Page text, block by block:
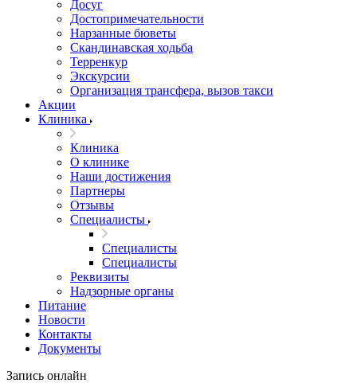
Досуг
Достопримечательности
Нарзанные бюветы
Скандинавская ходьба
Терренкур
Экскурсии
Организация трансфера, вызов такси
Акции
Клиника
Клиника
О клинике
Наши достижения
Партнеры
Отзывы
Специалисты
Специалисты
Специалисты
Реквизиты
Надзорные органы
Питание
Новости
Контакты
Документы
Запись онлайн